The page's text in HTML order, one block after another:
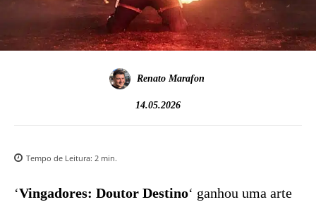
Renato Marafon
14.05.2026
Tempo de Leitura: 2 min.
‘Vingadores: Doutor Destino‘ ganhou uma arte